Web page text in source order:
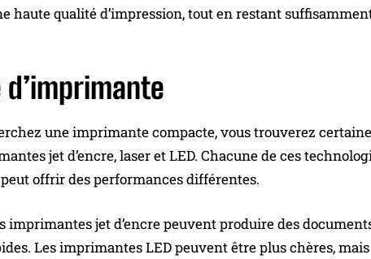
haute qualité d’impression, tout en restant
d’imprimante
une imprimante compacte, vous trouverez
jet d’encre, laser et LED. Chacune de ces
offrir des performances différentes.
imprimantes jet d’encre peuvent produire des
Les imprimantes LED peuvent être plus chères,